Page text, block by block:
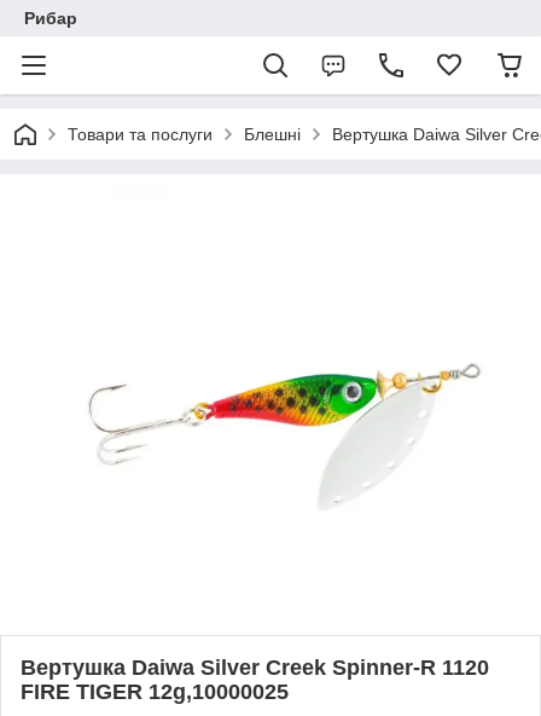
Рибар
Товари та послуги Блешні Вертушка Daiwa Silver
Вертушка Daiwa Silver Creek Spinner-R 1120
FIRE TIGER 12g,10000025